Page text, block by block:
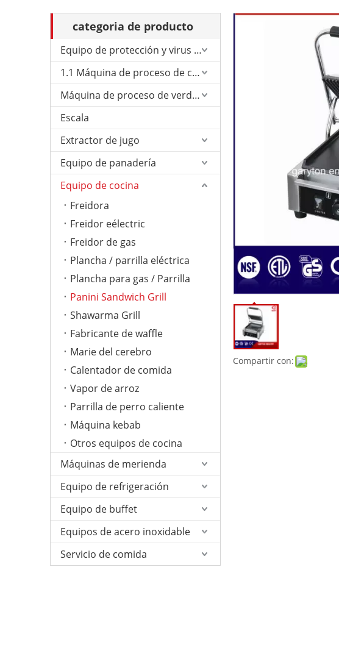
categoria de producto
Equipo de protección y virus de Corona.
1.1 Máquina de proceso de carne
Máquina de proceso de verduras
Escala
Extractor de jugo
Equipo de panadería
Equipo de cocina
Freidora
Freidor eélectric
Freidor de gas
Plancha / parrilla eléctrica
Plancha para gas / Parrilla
Panini Sandwich Grill
Shawarma Grill
Fabricante de waffle
Marie del cerebro
Calentador de comida
Vapor de arroz
Parrilla de perro caliente
Máquina kebab
Otros equipos de cocina
Máquinas de merienda
Equipo de refrigeración
Equipo de buffet
Equipos de acero inoxidable
Servicio de comida
Compartir con: